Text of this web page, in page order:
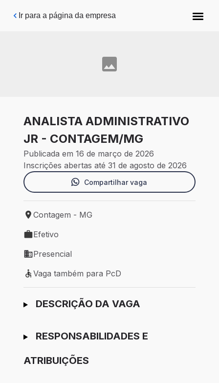
Pular para o conteúdo principal
Ir para a página da empresa
ANALISTA ADMINISTRATIVO
JR - CONTAGEM/MG
Publicada em 16 de março de 2026
Inscrições abertas até 31 de agosto de 2026
Compartilhar vaga
Local de trabalho: Contagem - MG
Contagem - MG
Tipo de vaga: Efetivo
Efetivo
Modelo de trabalho: Presencial
Presencial
Vaga também para PcD
Vaga também para PcD
Ir para candidatura
DESCRIÇÃO DA VAGA
RESPONSABILIDADES E
ATRIBUIÇÕES